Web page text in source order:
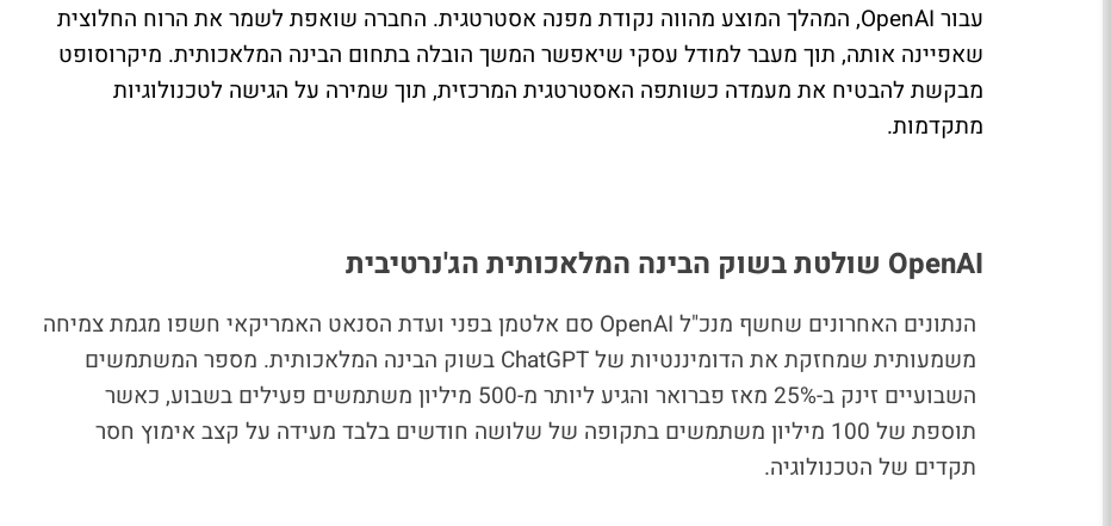
עבור OpenAI, המהלך המוצע מהווה נקודת מפנה אסטרטגית. החברה שואפת לשמר את הרוח החלוצית
שאפיינה אותה, תוך מעבר למודל עסקי שיאפשר המשך הובלה בתחום הבינה המלאכותית. מיקרוסופט
מבקשת להבטיח את מעמדה כשותפה האסטרטגית המרכזית, תוך שמירה על הגישה לטכנולוגיות
מתקדמות.
OpenAI שולטת בשוק הבינה המלאכותית הג'נרטיבית
הנתונים האחרונים שחשף מנכ"ל OpenAI סם אלטמן בפני ועדת הסנאט האמריקאי חשפו מגמת צמיחה
משמעותית שמחזקת את הדומיננטיות של ChatGPT בשוק הבינה המלאכותית. מספר המשתמשים
השבועיים זינק ב-25% מאז פברואר והגיע ליותר מ-500 מיליון משתמשים פעילים בשבוע, כאשר
תוספת של 100 מיליון משתמשים בתקופה של שלושה חודשים בלבד מעידה על קצב אימוץ חסר
תקדים של הטכנולוגיה.